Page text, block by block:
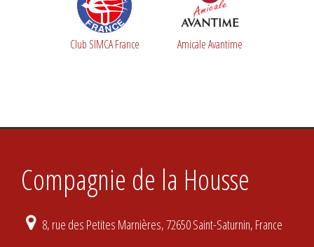
Club SIMCA France Amicale Avantime
Compagnie de la Housse
8, rue des Petites Marnières, 72650 Saint-Saturnin, France